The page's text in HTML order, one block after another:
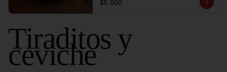
$5.600
Tiraditos y
ceviche